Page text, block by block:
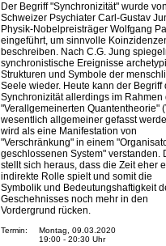
Der Begriff "Synchronizität" wurde
Schweizer Psychiater Carl-Gustav
Physik-Nobelpreisträger Wolfgang
eingeführt, um sinnvolle
beschreiben. Nach C.G. Jung
synchronistische Ereignisse
Strukturen und Symbole der
Seele wieder. Heute kann der Begriff
Synchronizität allerdings im Rahmen
"Verallgemeinerten Quantentheorie"
wesentlich allgemeiner gefasst
wird als eine Manifestation von
"Verschränkung" in einem
geschlossenen System" verstanden.
stellt sich heraus, dass die Zeit eher
indirekte Rolle spielt und somit die
Symbolik und Bedeutungshaftigkeit
Geschehnisses noch mehr in den
Vordergrund rücken.
Termin:
Montag, 09.03.2020
19:00 - 20:30 Uhr